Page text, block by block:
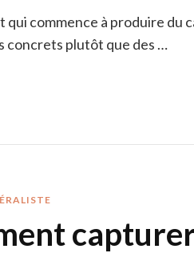
commence à produire du
concrets plutôt que des …